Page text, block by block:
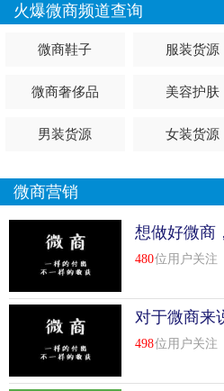
火爆微商频道查询
微商鞋子 服装货源
微商奢侈品 美容护肤
男装货源 女装货源
微商营销
想做好微商
480位用户关注
对于微商来
498位用户关注